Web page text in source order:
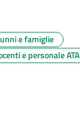
e famiglie
e personale ATA